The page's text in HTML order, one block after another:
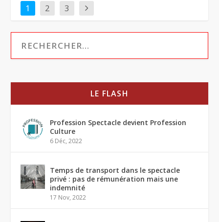
1 2 3
LE FLASH
Profession Spectacle devient Profession
Culture
6 Déc, 2022
Temps de transport dans le spectacle
privé : pas de rémunération mais une
indemnité
17 Nov, 2022